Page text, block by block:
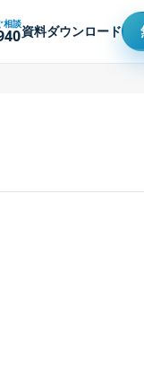
相談資料ダウンロード